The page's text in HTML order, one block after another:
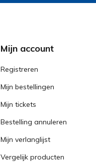
Mijn account
Registreren
Mijn bestellingen
Mijn tickets
Bestelling annuleren
Mijn verlanglijst
Vergelijk producten